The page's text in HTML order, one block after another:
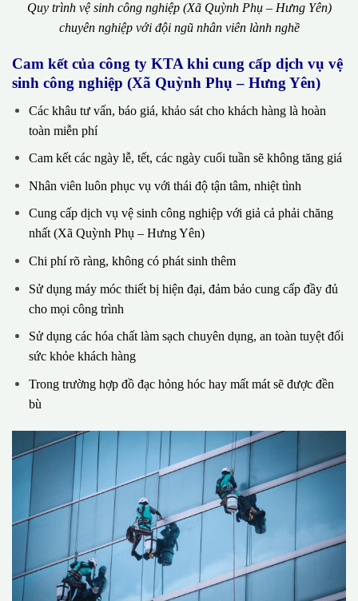
Quy trình vệ sinh công nghiệp (Xã Quỳnh Phụ – Hưng Yên)
chuyên nghiệp với đội ngũ nhân viên lành nghề
Cam kết của công ty KTA khi cung cấp dịch vụ vệ
sinh công nghiệp (Xã Quỳnh Phụ – Hưng Yên)
Các khâu tư vấn, báo giá, khảo sát cho khách hàng là hoàn
toàn miễn phí
Cam kết các ngày lễ, tết, các ngày cuối tuần sẽ không tăng giá
Nhân viên luôn phục vụ với thái độ tận tâm, nhiệt tình
Cung cấp dịch vụ vệ sinh công nghiệp với giả cả phải chăng
nhất (Xã Quỳnh Phụ – Hưng Yên)
Chi phí rõ ràng, không có phát sinh thêm
Sử dụng máy móc thiết bị hiện đại, đảm bảo cung cấp đầy đủ
cho mọi công trình
Sử dụng các hóa chất làm sạch chuyên dụng, an toàn tuyệt đối
sức khỏe khách hàng
Trong trường hợp đồ đạc hỏng hóc hay mất mát sẽ được đền
bù